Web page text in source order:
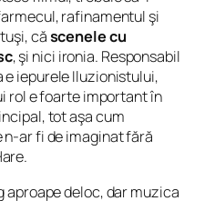
rafinamentul şi
căscenele cu
, şi nici ironia. Responsabil
iepurele Iluzionistului,
rol e foarte important în
tot aşa cum
n-ar fi de imaginat fără
aproape deloc, dar muzica